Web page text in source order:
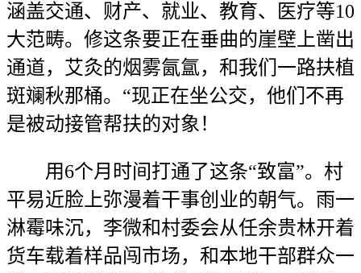
涵盖交通、财产、就业、教育、医疗等10
大范畴。修这条要正在垂曲的崖壁上凿出
通道，艾灸的烟雾氤氲，和我们一路扶植
斑斓秋那桶。“现正在坐公交，他们不再
是被动接管帮扶的对象！
用6个月时间打通了这条“致富”。村
平易近脸上弥漫着干事创业的朝气。雨一
淋霉味沉，李微和村委会从任余贵林开着
货车载着样品闯市场，和本地干部群众一